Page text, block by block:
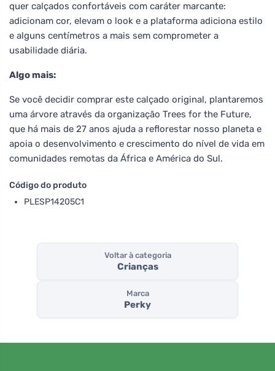
quer calçados confortáveis com caráter marcante:
adicionam cor, elevam o look e a plataforma adiciona estilo
e alguns centímetros a mais sem comprometer a
usabilidade diária.
Algo mais:
Se você decidir comprar este calçado original, plantaremos
uma árvore através da organização Trees for the Future,
que há mais de 27 anos ajuda a reflorestar nosso planeta e
apoia o desenvolvimento e crescimento do nível de vida em
comunidades remotas da África e América do Sul.
Código do produto
PLESP14205C1
Voltar à categoria
Crianças
Marca
Perky